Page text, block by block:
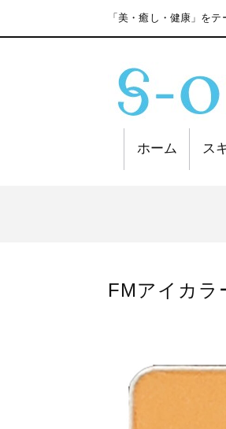
「美・癒し・健康」を
ホーム ス
FMアイカラ